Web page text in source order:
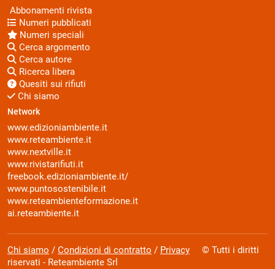
Abbonamenti rivista
Numeri pubblicati
Numeri speciali
Cerca argomento
Cerca autore
Ricerca libera
Quesiti sui rifiuti
Chi siamo
Network
www.edizioniambiente.it
www.reteambiente.it
www.nextville.it
www.rivistarifiuti.it
freebook.edizioniambiente.it/
www.puntosostenibile.it
www.reteambienteformazione.it
ai.reteambiente.it
Chi siamo / Condizioni di contratto / Privacy © Tutti i diritti
riservati - Reteambiente Srl